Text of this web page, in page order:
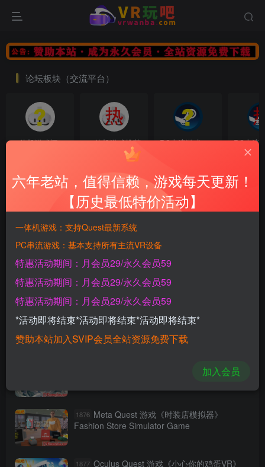
论坛板块（交流平台）
一体机游戏问题交流
关注
一体机游戏推荐
113热度
关注
PC串流游戏问题交流
关注
96
一体机游戏（必玩）
热门推荐 最新发布 最近更新
1873 Oculus Quest 游戏《弓箭机器人》Bow-
Bots
1874 Meta Quest 游戏《瞄准突击》Aim Assault
Meta Quest 游戏《功夫VR》KungFu VR
1876 Meta Quest 游戏《时装店模拟器》
Fashion Store Simulator Game
1877 Oculus Quest 游戏《小心你的鸡蛋VR》
六年老站，值得信赖，游戏每天更新！
【历史最低特价活动】
一体机游戏：支持Quest最新系统
PC串流游戏：基本支持所有主流VR设备
特惠活动期间：月会员29/永久会员59
特惠活动期间：月会员29/永久会员59
特惠活动期间：月会员29/永久会员59
*活动即将结束*活动即将结束*活动即将结束*
赞助本站加入SVIP会员全站资源免费下载
加入会员